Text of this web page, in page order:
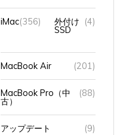
iMac(356) 外付け
SSD
(4)
MacBook Air (201)
MacBook Pro（中
古）
(88)
アップデート (9)